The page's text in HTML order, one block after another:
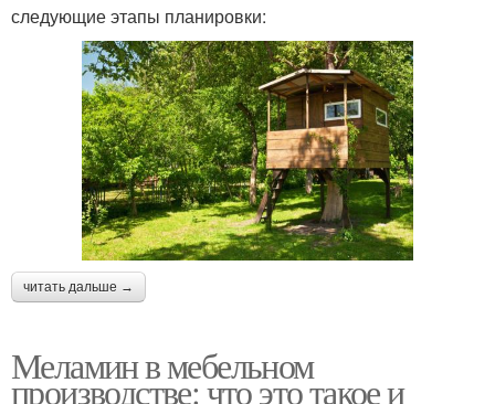
следующие этапы планировки:
читать дальше →
Меламин в мебельном
производстве: что это такое и